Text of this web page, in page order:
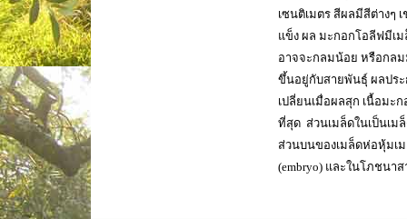
เซนติเมตร สีผลมีสีต่างๆ
แข็ง ผล มะกอกโอลีฟมีเ
อาจจะกลมน้อย หรือกล
ขึ้นอยู่กับสายพันธุ์ ผลปร
เปลี่ยนเมื่อผลสุก เนื้อม
ที่สุด ส่วนเมล็ดในเป็นเ
ส่วนบนของเมล็ดห่อหุ้มเ
(embryo) และในโภชนาส